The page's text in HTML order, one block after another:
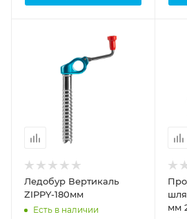
Ледобур Вертикаль
ZIPPY-180мм
Есть в наличии
мм